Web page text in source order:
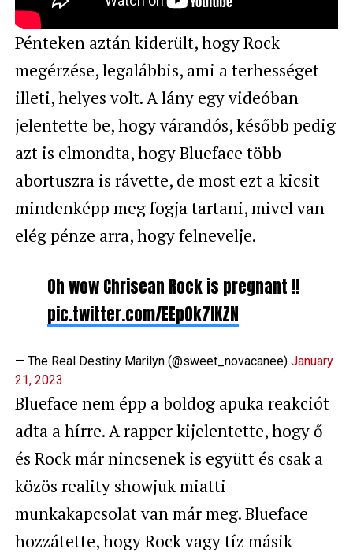
Pénteken aztán kiderült, hogy Rock
megérzése, legalábbis, ami a terhességet
illeti, helyes volt. A lány egy videóban
jelentette be, hogy várandós, később pedig
azt is elmondta, hogy Blueface több
abortuszra is rávette, de most ezt a kicsit
mindenképp meg fogja tartani, mivel van
elég pénze arra, hogy felnevelje.
Oh wow Chrisean Rock is pregnant !!
pic.twitter.com/EEpOk7IKZN
— The Real Destiny Marilyn (@sweet_novacanee) January
21, 2023
Blueface nem épp a boldog apuka reakciót
adta a hírre. A rapper kijelentette, hogy ő
és Rock már nincsenek is együtt és csak a
közös reality showjuk miatti
munkakapcsolat van már meg. Blueface
hozzátette, hogy Rock vagy tíz másik